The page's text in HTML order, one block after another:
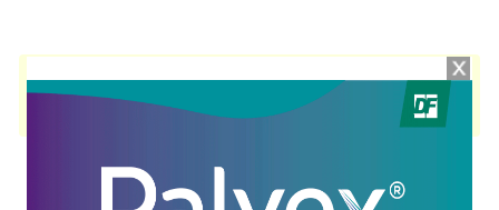
Higiene de la piel
Sempre Giovane
y cuenta con 1
Explorar más
Otros productos con
aloe vera+asoc.